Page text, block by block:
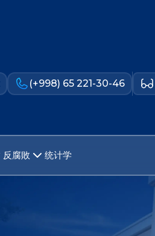
(+998) 65 221-30-46
反腐敗 统计学